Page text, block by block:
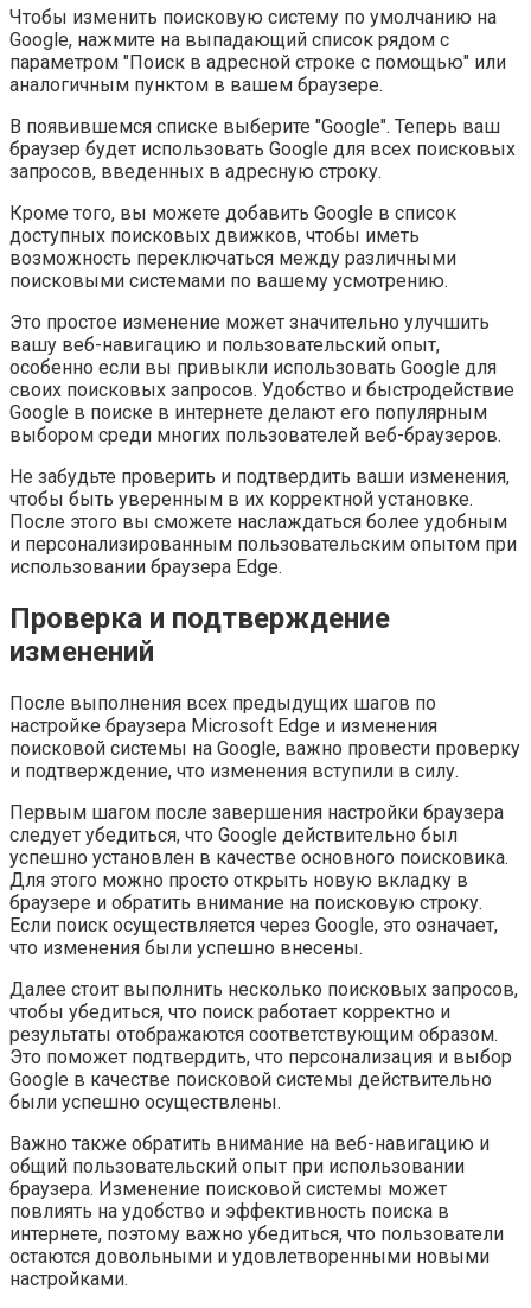
Чтобы изменить поисковую систему по умолчанию на
Google, нажмите на выпадающий список рядом с
параметром "Поиск в адресной строке с помощью" или
аналогичным пунктом в вашем браузере.
В появившемся списке выберите "Google". Теперь ваш
браузер будет использовать Google для всех поисковых
запросов, введенных в адресную строку.
Кроме того, вы можете добавить Google в список
доступных поисковых движков, чтобы иметь
возможность переключаться между различными
поисковыми системами по вашему усмотрению.
Это простое изменение может значительно улучшить
вашу веб-навигацию и пользовательский опыт,
особенно если вы привыкли использовать Google для
своих поисковых запросов. Удобство и быстродействие
Google в поиске в интернете делают его популярным
выбором среди многих пользователей веб-браузеров.
Не забудьте проверить и подтвердить ваши изменения,
чтобы быть уверенным в их корректной установке.
После этого вы сможете наслаждаться более удобным
и персонализированным пользовательским опытом при
использовании браузера Edge.
Проверка и подтверждение
изменений
После выполнения всех предыдущих шагов по
настройке браузера Microsoft Edge и изменения
поисковой системы на Google, важно провести проверку
и подтверждение, что изменения вступили в силу.
Первым шагом после завершения настройки браузера
следует убедиться, что Google действительно был
успешно установлен в качестве основного поисковика.
Для этого можно просто открыть новую вкладку в
браузере и обратить внимание на поисковую строку.
Если поиск осуществляется через Google, это означает,
что изменения были успешно внесены.
Далее стоит выполнить несколько поисковых запросов,
чтобы убедиться, что поиск работает корректно и
результаты отображаются соответствующим образом.
Это поможет подтвердить, что персонализация и выбор
Google в качестве поисковой системы действительно
были успешно осуществлены.
Важно также обратить внимание на веб-навигацию и
общий пользовательский опыт при использовании
браузера. Изменение поисковой системы может
повлиять на удобство и эффективность поиска в
интернете, поэтому важно убедиться, что пользователи
остаются довольными и удовлетворенными новыми
настройками.